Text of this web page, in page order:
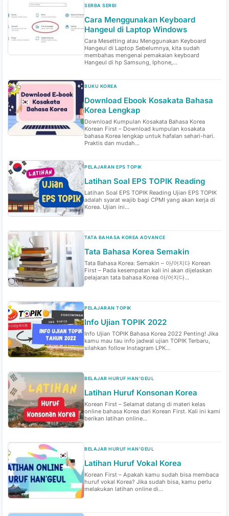
SERBA SERBI
Cara Menggunakan Keyboard
Hangeul di Laptop Windows
Cara Mesetting atau Menggunakan Keyboard
Hangeul di Laptop Sebelumnya, kita sudah
membahas mengenai pemakaian keyboard
Hangeul di hp Samsung, Iphone,...
BUKU KOREA
Download Ebook Kosakata Bahasa
Korea Lengkap
Download Kumpulan Kosakata Bahasa Korea
Korean First – Download kumpulan kosakata
bahasa Korea lengkap untuk hafalan sehari-hari.
Praktis dan mudah...
PELAJARAN EPS TOPIK
Latihan Soal EPS TOPIK Reading
Latihan Soal EPS TOPIK Reading Ujian EPS TOPIK
adalah syarat wajib bagi CPMI yang akan kerja di
Korea. Ujian ini...
TATA BAHASA KOREA ADVANCE
Tata Bahasa Korea Semakin
Tata Bahasa Korea: Semakin – 아/어지다 Korean
First – Pada kesempatan kali ini akan dijelaskan
pelajaran tata bahasa Korea 아/어지다...
PELAJARAN TOPIK
Info Ujian TOPIK 2022
Info Ujian TOPIK Bahasa Korea 2022 Penting! Jika
kamu mau tau info jadwal ujian TOPIK Terbaru,
silahkan follow Instagram LPK...
BELAJAR HURUF HAN'GEUL
Latihan Huruf Konsonan Korea
Korean First – Selamat datang di materi kelas
online bahasa Korea dari Korean First. Kali ini kami
berikan latihan online...
BELAJAR HURUF HAN'GEUL
Latihan Huruf Vokal Korea
Korean First – Apakah kamu sudah bisa membaca
huruf vokal Korea? Jika sudah bisa, kamu perlu
melakukan latihan online di...